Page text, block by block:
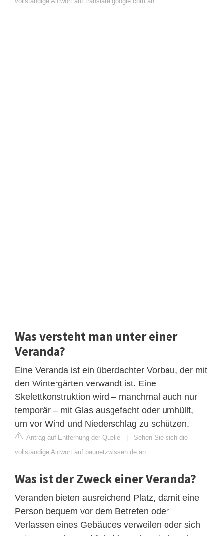
Was versteht man unter einer
Veranda?
Eine Veranda ist ein überdachter Vorbau, der mit
den Wintergärten verwandt ist. Eine
Skelettkonstruktion wird – manchmal auch nur
temporär – mit Glas ausgefacht oder umhüllt,
um vor Wind und Niederschlag zu schützen.
Antrag auf Entfernung der Quelle | Sehen Sie sich die
vollständige Antwort auf baunetzwissen.de an
Was ist der Zweck einer Veranda?
Veranden bieten ausreichend Platz, damit eine
Person bequem vor dem Betreten oder
Verlassen eines Gebäudes verweilen oder sich